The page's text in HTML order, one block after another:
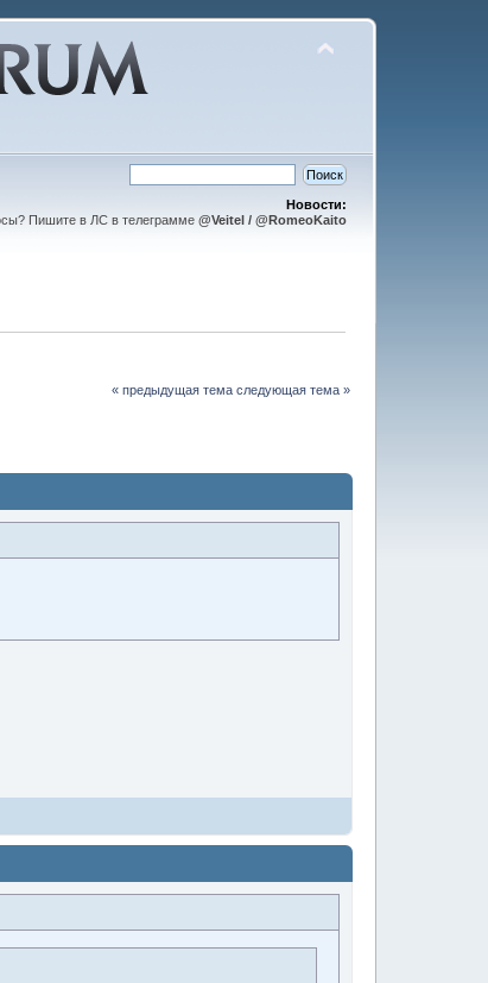
Новости:
Пишите в ЛС в телеграмме @Veitel / @RomeoKaito
« предыдущая тема следующая тема »